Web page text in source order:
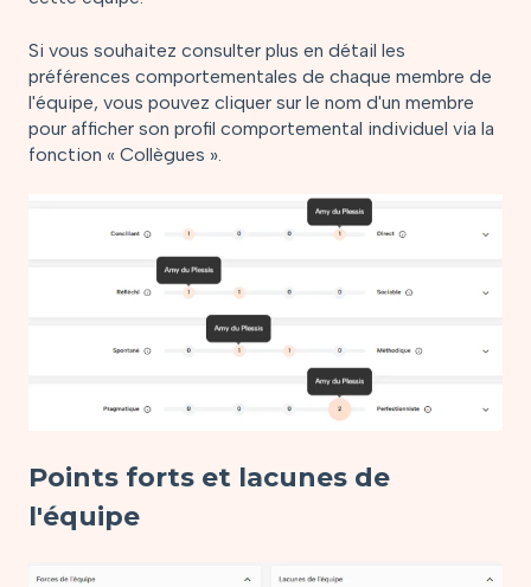
Si vous souhaitez consulter plus en détail les
préférences comportementales de chaque membre de
l'équipe, vous pouvez cliquer sur le nom d'un membre
pour afficher son profil comportemental individuel via la
fonction « Collègues ».
Points forts et lacunes de
l'équipe